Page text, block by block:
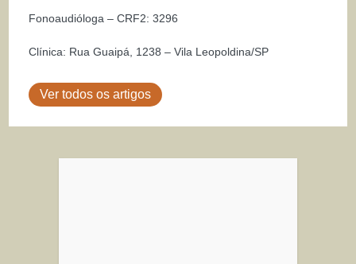
Fonoaudióloga – CRF2: 3296
Clínica: Rua Guaipá, 1238 – Vila Leopoldina/SP
Ver todos os artigos